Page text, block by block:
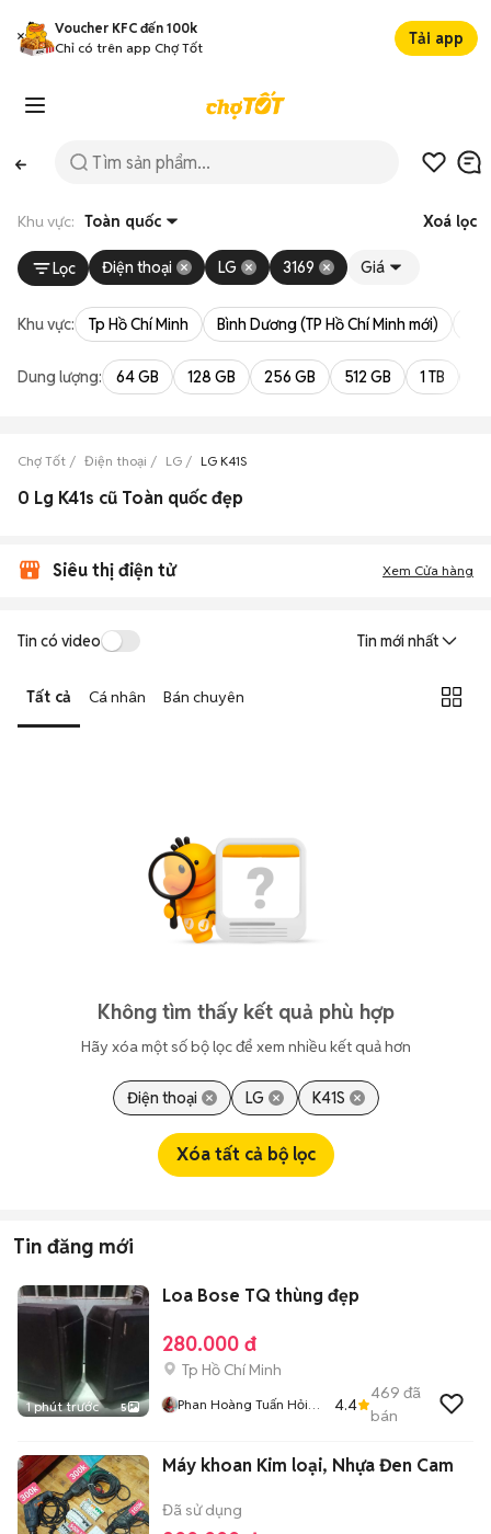
Voucher KFC đến 100k
Chỉ có trên app Chợ Tốt
Tải app
Khu vực: Toàn quốc Xoá lọc
Lọc Điện thoại LG 3169 Giá
Khu vực: Tp Hồ Chí Minh Bình Dương (TP Hồ Chí Minh mới)
Dung lượng: 64 GB 128 GB 256 GB 512 GB 1 TB
Chợ Tốt Điện thoại LG LG K41S
0 Lg K41s cũ Toàn quốc đẹp
Siêu thị điện tử Xem Cửa hàng
Tin có video Tin mới nhất
Tất cả Cá nhân Bán chuyên
Không tìm thấy kết quả phù hợp
Hãy xóa một số bộ lọc để xem nhiều kết quả hơn
Điện thoại LG K41S
Xóa tất cả bộ lọc
Tin đăng mới
1 phút trước 5
Loa Bose TQ thùng đẹp
280.000 đ
Tp Hồ Chí Minh
Phan Hoàng Tuấn Hỏi
4.4
469 đã
bán
Máy khoan Kim loại, Nhựa Đen Cam
Đã sử dụng